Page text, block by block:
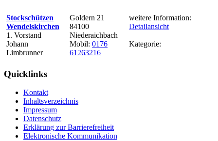
Stockschützen
Wendelskirchen
1. Vorstand
Johann
Limbrunner
Goldern 21
84100
Niederaichbach
Mobil: 0176
61263216
weitere Information:
Detailansicht
Kategorie:
Quicklinks
Kontakt
Inhaltsverzeichnis
Impressum
Datenschutz
Erklärung zur Barrierefreiheit
Elektronische Kommunikation